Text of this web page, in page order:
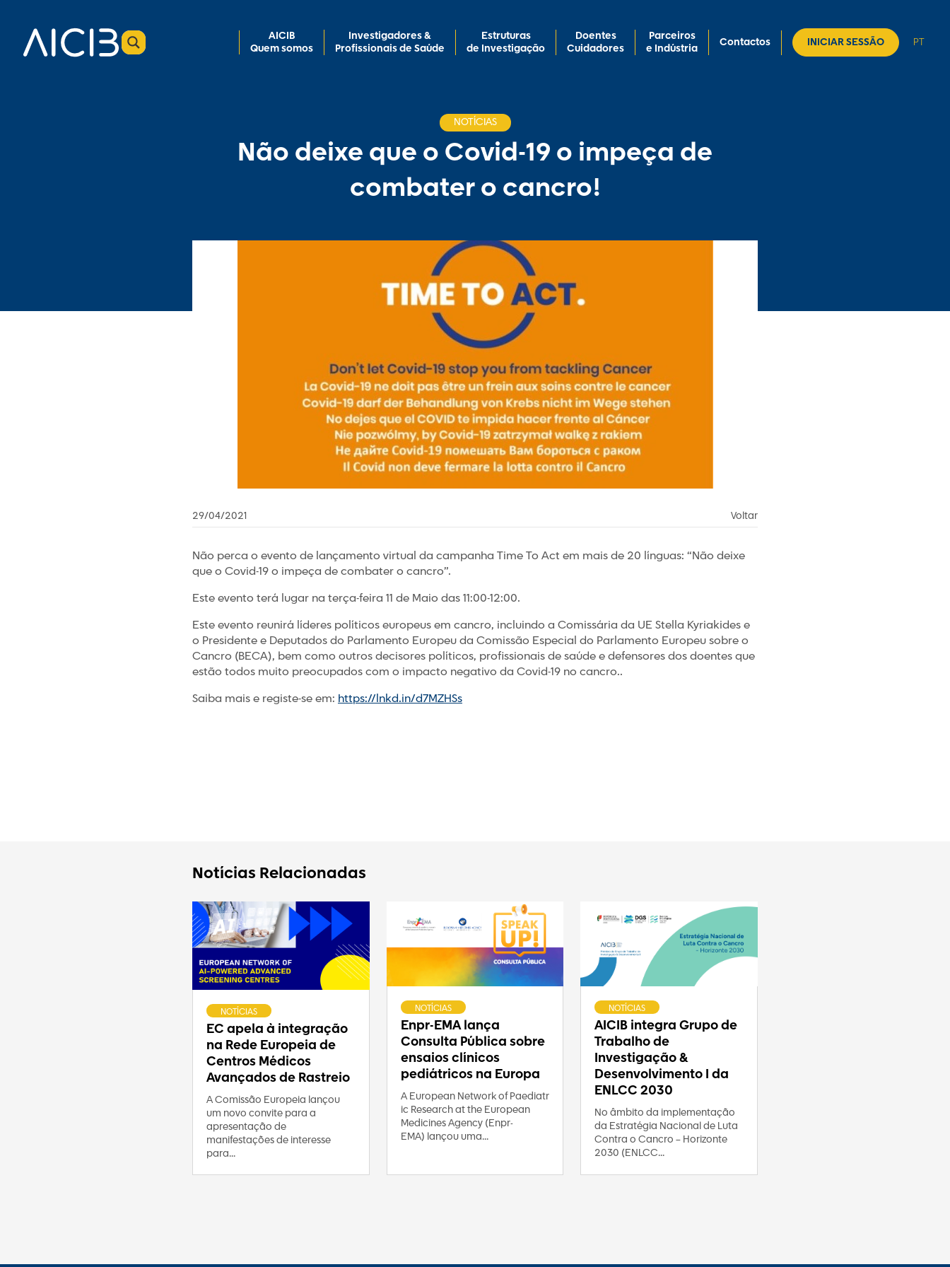
AICIB
Quem somos
Investigadores &
Profissionais de Saúde
Estruturas
de Investigação
Doentes
Cuidadores
Parceiros
e Indústria
Contactos INICIAR SESSÃO PT
NOTÍCIAS
Não deixe que o Covid-19 o impeça de
combater o cancro!
29/04/2021 Voltar
Não perca o evento de lançamento virtual da campanha Time To Act em mais de 20 línguas: “Não deixe
que o Covid-19 o impeça de combater o cancro”.
Este evento terá lugar na terça-feira 11 de Maio das 11:00-12:00.
Este evento reunirá líderes políticos europeus em cancro, incluindo a Comissária da UE Stella Kyriakides e
o Presidente e Deputados do Parlamento Europeu da Comissão Especial do Parlamento Europeu sobre o
Cancro (BECA), bem como outros decisores políticos, profissionais de saúde e defensores dos doentes que
estão todos muito preocupados com o impacto negativo da Covid-19 no cancro..
Saiba mais e registe-se em: https://lnkd.in/d7MZHSs
Notícias Relacionadas
EC apela à integração
na Rede Europeia de
Centros Médicos
Avançados de Rastreio
NOTÍCIAS
A Comissão Europeia lançou
um novo convite para a
apresentação de
manifestações de interesse
para...
Enpr-EMA lança
Consulta Pública sobre
ensaios clínicos
pediátricos na Europa
NOTÍCIAS
A European Network of Paediatr
ic Research at the European
Medicines Agency (Enpr-
EMA) lançou uma...
AICIB integra Grupo de
Trabalho de
Investigação &
Desenvolvimento I da
ENLCC 2030
NOTÍCIAS
No âmbito da implementação
da Estratégia Nacional de Luta
Contra o Cancro – Horizonte
2030 (ENLCC...